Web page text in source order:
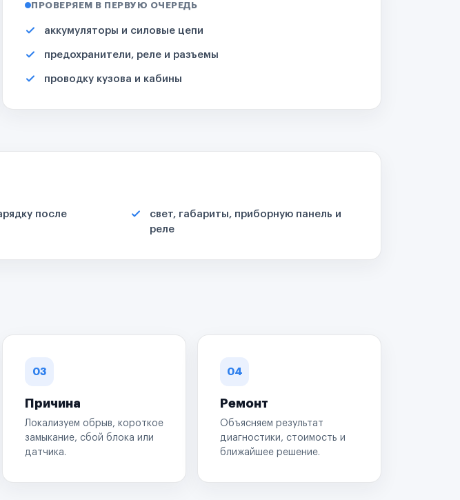
ПРОВЕРЯЕМ В ПЕРВУЮ ОЧЕРЕДЬ
аккумуляторы и силовые цепи
предохранители, реле и разъемы
проводку кузова и кабины
после
свет, габариты, приборную панель и
реле
03
Причина
Локализуем обрыв, короткое
замыкание, сбой блока или
датчика.
04
Ремонт
Объясняем результат
диагностики, стоимость и
ближайшее решение.